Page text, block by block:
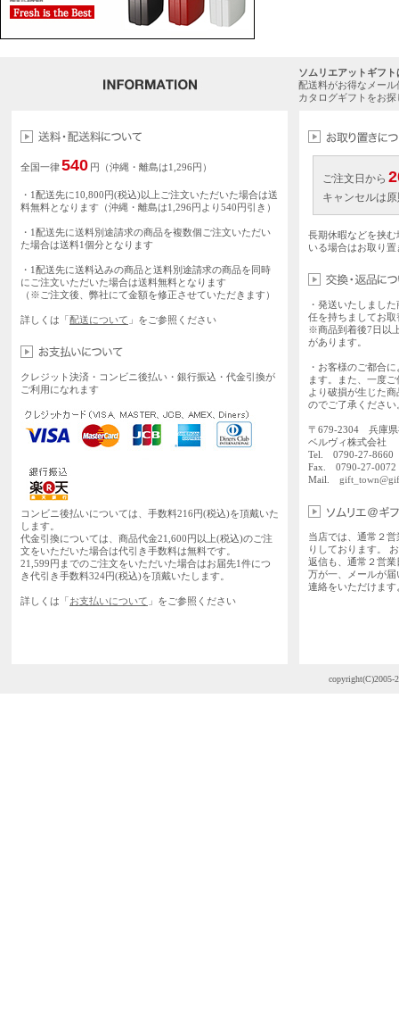
ソムリエアットギフ
配送料がお得なメー
カタログギフトをお
全国一律540 円（沖縄・離島は1,296円）
・1配送先に10,800円(税込)以上ご注文いただいた場合は送
料無料となります（沖縄・離島は1,296円より540円引き）
・1配送先に送料別途請求の商品を複数個ご注文いただい
た場合は送料1個分となります
・1配送先に送料込みの商品と送料別途請求の商品を同時
にご注文いただいた場合は送料無料となります
（※ご注文後、弊社にて金額を修正させていただきます）
詳しくは「配送について 」をご参照ください
クレジット決済・コンビニ後払い・銀行振込・代金引換が
ご利用になれます
コンビニ後払いについては、手数料216円(税込)を頂戴いた
します。
代金引換については、商品代金21,600円以上(税込)のご注
文をいただいた場合は代引き手数料は無料です。
21,599円までのご注文をいただいた場合はお届先1件につ
き代引き手数料324円(税込)を頂戴いたします。
詳しくは「お支払いについて 」をご参照ください
ご注文日から
キャンセルは
長期休暇などを挟
いる場合はお取り
・発送いたしまし
任を持ちましてお
※商品到着後7日以
があります。
・お客様のご都合
ます。また、一度
より破損が生じた
のでご了承ください
〒679-2304 兵庫県
ベルヴィ株式会社
Tel. 0790-27-
Fax. 0790-27-0072
Mail.
当店では、通常２
りしております。
返信も、通常２営
万が一、メールが
連絡をいただけま
copyright(C)2005-